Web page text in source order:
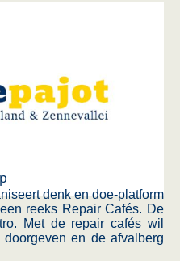
denk en doe-platform
reeks Repair Cafés. De
Met de repair cafés wil
en de afvalberg